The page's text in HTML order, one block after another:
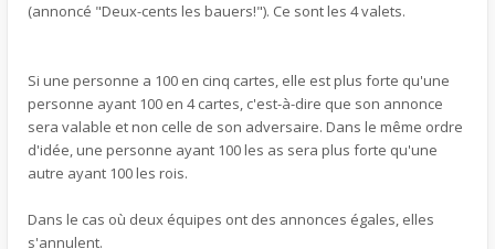
(annoncé "Deux-cents les bauers!"). Ce sont les 4 valets.
Si une personne a 100 en cinq cartes, elle est plus forte qu'une
personne ayant 100 en 4 cartes, c'est-à-dire que son annonce
sera valable et non celle de son adversaire. Dans le même ordre
d'idée, une personne ayant 100 les as sera plus forte qu'une
autre ayant 100 les rois.
Dans le cas où deux équipes ont des annonces égales, elles
s'annulent.